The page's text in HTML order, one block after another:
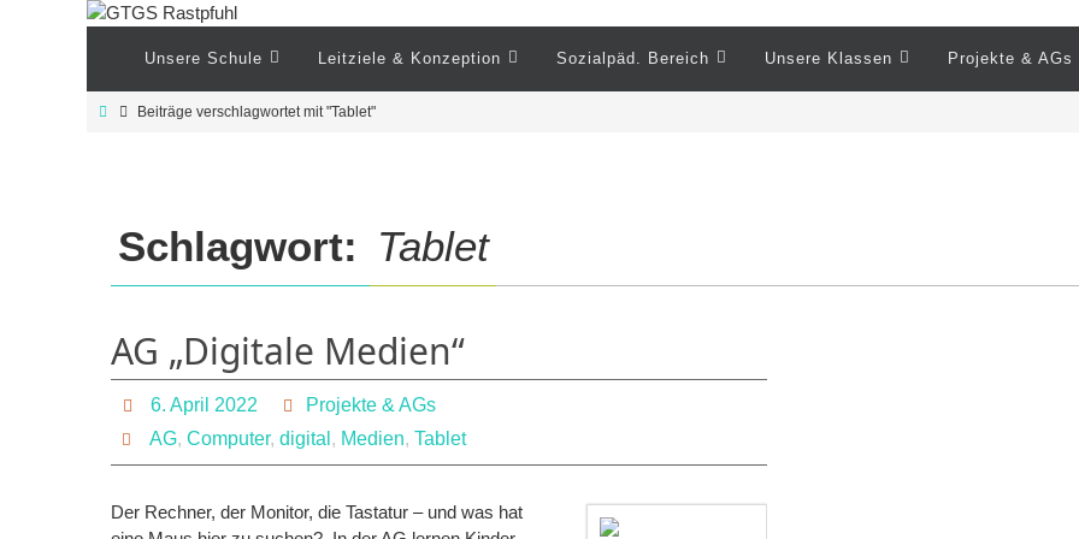
springen
Unsere Schule Leitziele & Konzeption Sozialpäd. Bereich Unsere Klassen Projekte & AGs
StartBeiträge verschlagwortet mit "Tablet"
Schlagwort: Tablet
AG „Digitale Medien“
6. April 2022
Projekte & AGs
AG, Computer, digital , Medien, Tablet
Der Rechner, der Monitor, die Tastatur – und was hat